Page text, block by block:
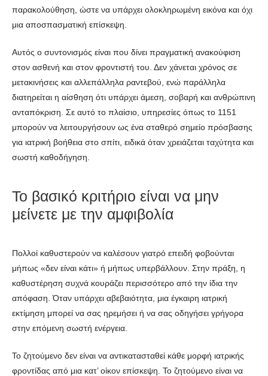
παρακολούθηση, ώστε να υπάρχει ολοκληρωμένη εικόνα και όχι
μια αποσπασματική επίσκεψη.
Αυτός ο συντονισμός είναι που δίνει πραγματική ανακούφιση
στον ασθενή και στον φροντιστή του. Δεν χάνεται χρόνος σε
μετακινήσεις και αλλεπάλληλα ραντεβού, ενώ παράλληλα
διατηρείται η αίσθηση ότι υπάρχει άμεση, σοβαρή και ανθρώπινη
ανταπόκριση. Σε αυτό το πλαίσιο, υπηρεσίες όπως το 1151
μπορούν να λειτουργήσουν ως ένα σταθερό σημείο πρόσβασης
για ιατρική βοήθεια στο σπίτι, ειδικά όταν χρειάζεται ταχύτητα και
σωστή καθοδήγηση.
Το βασικό κριτήριο είναι να μην
μείνετε με την αμφιβολία
Πολλοί καθυστερούν να καλέσουν γιατρό επειδή φοβούνται
μήπως «δεν είναι κάτι» ή μήπως υπερβάλλουν. Στην πράξη, η
καθυστέρηση συχνά κουράζει περισσότερο από την ίδια την
απόφαση. Όταν υπάρχει αβεβαιότητα, μια έγκαιρη ιατρική
εκτίμηση μπορεί να σας ηρεμήσει ή να σας οδηγήσει γρήγορα
στην επόμενη σωστή ενέργεια.
Το ζητούμενο δεν είναι να αντικατασταθεί κάθε μορφή ιατρικής
φροντίδας από μια κατ’ οίκον επίσκεψη. Το ζητούμενο είναι να